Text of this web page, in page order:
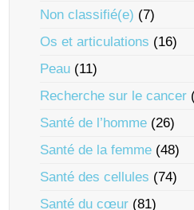
Non classifié(e) (7)
Os et articulations (16)
Peau (11)
Recherche sur le cancer
Santé de l’homme (26)
Santé de la femme (48)
Santé des cellules (74)
Santé du cœur (81)